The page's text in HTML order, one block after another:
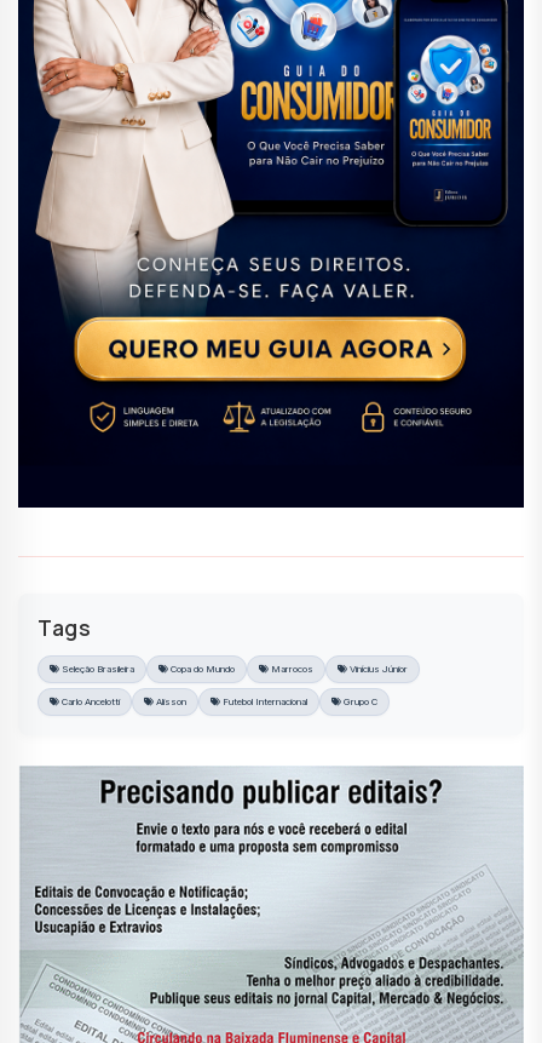
Tags
Seleção Brasileira Copa do Mundo Marrocos Vinícius Júnior
Carlo Ancelotti Alisson Futebol Internacional Grupo C